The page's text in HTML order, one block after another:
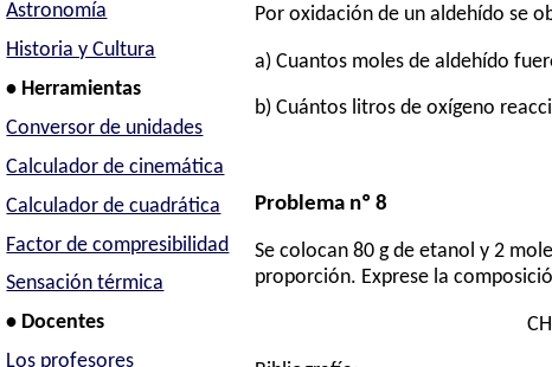
Astronomía
Historia y Cultura
• Herramientas
Conversor de unidades
Calculador de cinemática
Calculador de cuadrática
Factor de compresibilidad
Sensación térmica
• Docentes
Los profesores
Por oxidación de un aldehído se
a) Cuantos moles de aldehído
b) Cuántos litros de oxígeno
Problema nº 8
Se colocan 80 g de etanol y 2
proporción. Exprese la